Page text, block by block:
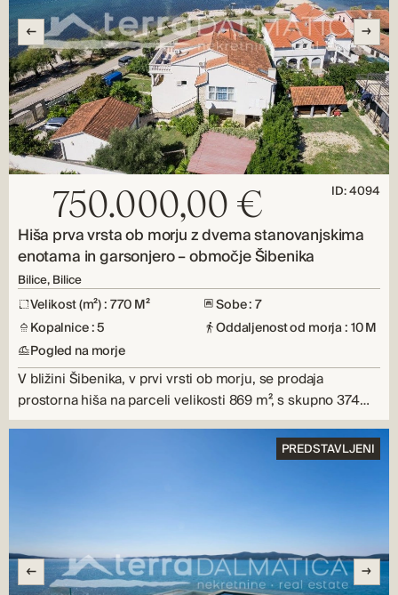
750.000,00 € ID: 4094
Hiša prva vrsta ob morju z dvema stanovanjskima
enotama in garsonjero – območje Šibenika
Bilice, Bilice
Velikost (m²) : 770 M²
Sobe : 7
Kopalnice : 5
Oddaljenost od morja : 10 M
Pogled na morje
V bližini Šibenika, v prvi vrsti ob morju, se prodaja
prostorna hiša na parceli velikosti 869 m², s skupno 374…
PREDSTAVLJENI